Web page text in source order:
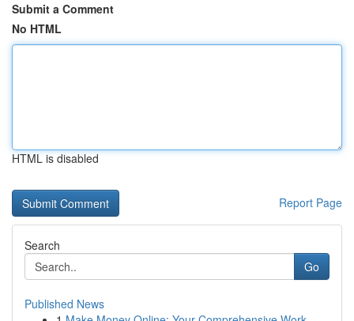
Submit a Comment
No HTML
HTML is disabled
Report Page
Search
Go
Published News